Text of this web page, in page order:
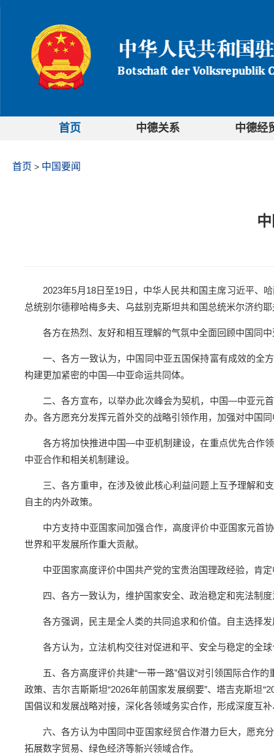
首页 中德关系 中德经
首页 > 中国要闻
2023年5月18日至19日，中华人民共和国主席习近平、
总统别尔德穆哈梅多夫、乌兹别克斯坦共和国总统米尔济约
各方在热烈、友好和相互理解的气氛中全面回顾中国同
一、各方一致认为，中国同中亚五国保持富有成效的全
构建更加紧密的中国—中亚命运共同体。
二、各方宣布，以举办此次峰会为契机，中国—中亚元
办。各方愿充分发挥元首外交的战略引领作用，加强对中国
各方将加快推进中国—中亚机制建设，在重点优先合作
中亚合作和相关机制建设。
三、各方重申，在涉及彼此核心利益问题上互予理解和
自主的内外政策。
中方支持中亚国家间加强合作，高度评价中亚国家元首
世界和平发展所作重大贡献。
中亚国家高度评价中国共产党的宝贵治国理政经验，肯
四、各方一致认为，维护国家安全、政治稳定和宪法制
各方强调，民主是全人类的共同追求和价值。自主选择
各方认为，立法机构交往对促进和平、安全与稳定的全
五、各方高度评价共建“一带一路”倡议对引领国际合作
政策、吉尔吉斯斯坦“2026年前国家发展纲要”、塔吉克斯坦
国倡议和发展战略对接，深化各领域务实合作，形成深度互
六、各方认为中国同中亚国家经贸合作潜力巨大，愿
拓展数字贸易、绿色经济等新兴领域合作。